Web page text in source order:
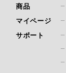
商品
マイページ
サポート